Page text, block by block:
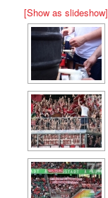
[Show as slideshow]